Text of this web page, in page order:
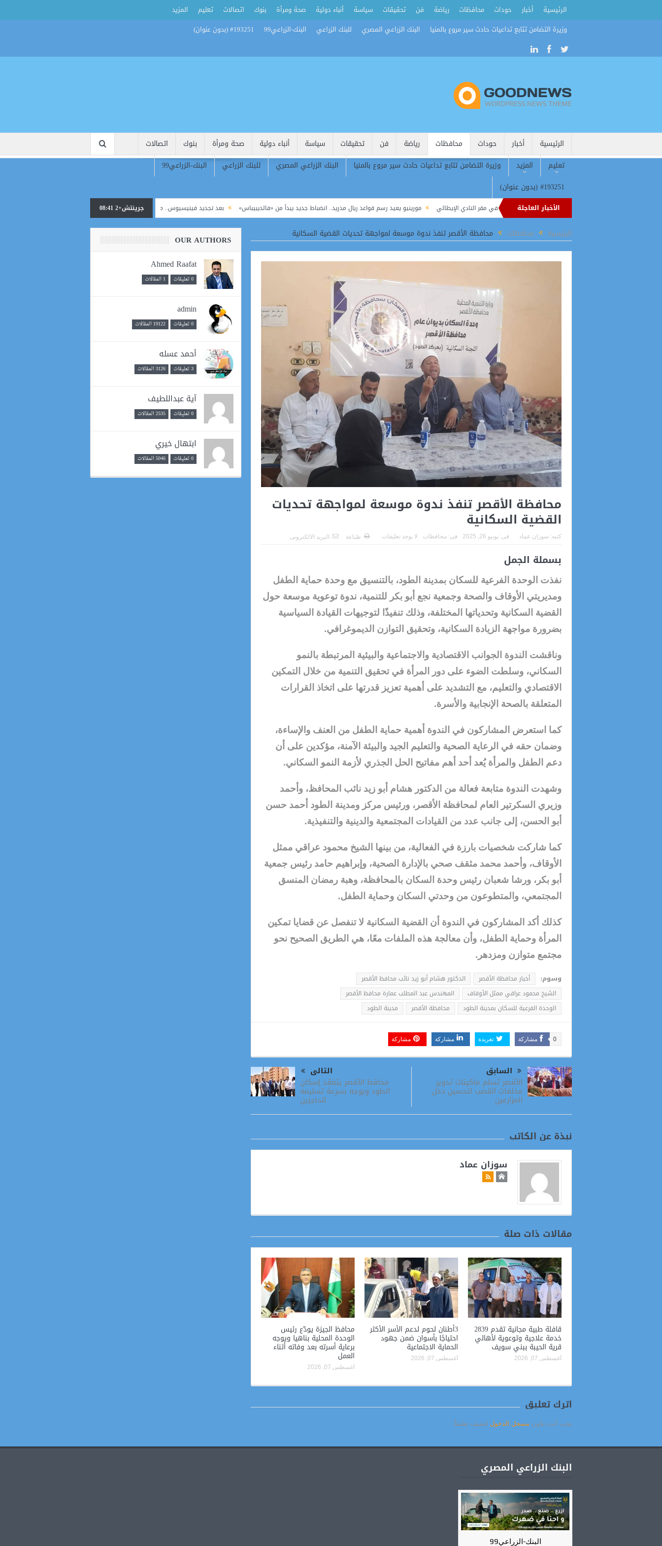
الرئيسية أخبار حوداث محافظات رياضة فن تحقيقات سياسة أنباء دولية صحة ومرأة بنوك اتصالات تعليم
المزيد
وزيرة التضامن تتابع تداعيات حادث سير مروع بالمنيا
البنك الزراعي المصري للبنك الزراعي البنك-الزراعي99 #193251 (بدون عنوان)
الرئيسية أخبار حوداث محافظات رياضة فن تحقيقات سياسة أنباء دولية صحة ومرأة بنوك
اتصالات
تعليم
المزيد وزيرة التضامن تتابع تداعيات حادث سير مروع بالمنيا البنك الزراعي المصري للبنك الزراعي
البنك-الزراعي99
#193251 (بدون عنوان)
الأخبار العاجلة
يتحرك لضم جيسوس.. وكيل مهاجم آرسنال يظهر في مقر النادي الإيطالي مورينيو يعيد رسم قواعد ريال مدريد.. انضباط جديد يبدأ من «فالديبيباس» بعد تجديد فينيسيوس.. معضلة جديدة تنتظر مورينيو داخل ريال مدريد
الدقهلية يؤكد مواصلة إزالة مخالفات البناء بالمطرية والتصدي للتعديات فورًا
جرينتش+2 08:41
الرئيسية محافظات محافظة الأقصر تنفذ ندوة موسعة لمواجهة تحديات القضية السكانية
محافظة الأقصر تنفذ ندوة موسعة لمواجهة تحديات
القضية السكانية
كتبه: سوزان عماد فى: يونيو 26, 2025 فى: محافظات لا يوجد تعليقات طباعة البريد الالكترونى
بسملة الجمل
نفذت الوحدة الفرعية للسكان بمدينة الطود، بالتنسيق مع وحدة حماية الطفل
ومديريتي الأوقاف والصحة وجمعية نجع أبو بكر للتنمية، ندوة توعوية موسعة حول
القضية السكانية وتحدياتها المختلفة، وذلك تنفيذًا لتوجيهات القيادة السياسية
بضرورة مواجهة الزيادة السكانية، وتحقيق التوازن الديموغرافي.
وناقشت الندوة الجوانب الاقتصادية والاجتماعية والبيئية المرتبطة بالنمو
السكاني، وسلطت الضوء على دور المرأة في تحقيق التنمية من خلال التمكين
الاقتصادي والتعليم، مع التشديد على أهمية تعزيز قدرتها على اتخاذ القرارات
المتعلقة بالصحة الإنجابية والأسرة.
كما استعرض المشاركون في الندوة أهمية حماية الطفل من العنف والإساءة،
وضمان حقه في الرعاية الصحية والتعليم الجيد والبيئة الآمنة، مؤكدين على أن
دعم الطفل والمرأة يُعد أحد أهم مفاتيح الحل الجذري لأزمة النمو السكاني.
وشهدت الندوة متابعة فعالة من الدكتور هشام أبو زيد نائب المحافظ، وأحمد
وزيري السكرتير العام لمحافظة الأقصر، ورئيس مركز ومدينة الطود أحمد حسن
أبو الحسن، إلى جانب عدد من القيادات المجتمعية والدينية والتنفيذية.
كما شاركت شخصيات بارزة في الفعالية، من بينها الشيخ محمود عراقي ممثل
الأوقاف، وأحمد محمد مثقف صحي بالإدارة الصحية، وإبراهيم حامد رئيس جمعية
أبو بكر، ورشا شعبان رئيس وحدة السكان بالمحافظة، وهبة رمضان المنسق
المجتمعي، والمتطوعون من وحدتي السكان وحماية الطفل.
كذلك أكد المشاركون في الندوة أن القضية السكانية لا تنفصل عن قضايا تمكين
المرأة وحماية الطفل، وأن معالجة هذه الملفات معًا، هي الطريق الصحيح نحو
مجتمع متوازن ومزدهر.
وسوم: أخبار محافظة الأقصر
الدكتور هشام أبو زيد نائب محافظ الأقصر
الشيخ محمود عراقي ممثل الأوقاف
المهندس عبد المطلب عمارة محافظ الأقصر
الوحدة الفرعية للسكان بمدينة الطود
محافظة الأقصر مدينة الطود
مشاركة 0 تغريدة مشاركة مشاركة
السابق
الأقصر تسلم ماكينات تدوير
مخلفات القصب لتحسين دخل
المزارعين
التالى
محافظ الأقصر يتفقد إسكان
الطود ويوجه بسرعة تسليمه
للحاجزين
نبذة عن الكاتب
سوزان عماد
مقالات ذات صلة
قافلة طبية مجانية تقدم 2839
خدمة علاجية وتوعوية لأهالي
قرية الحيبة ببني سويف
أغسطس 07, 2026
3أطنان لحوم لدعم الأسر الأكثر
احتياجًا بأسوان ضمن جهود
الحماية الاجتماعية
أغسطس 07, 2026
محافظ الجيزة يودّع رئيس
الوحدة المحلية بناهيا ويوجه
برعاية أسرته بعد وفاته أثناء
العمل
أغسطس 07, 2026
أترك تعليق
يجب أنت تكون مسجل الدخول لتضيف تعليقاً.
OUR AUTHORS
Ahmed Raafat
0 تعليقات 1 المقالات
admin
0 تعليقات 19122 المقالات
أحمد عسله
3 تعليقات 3126 المقالات
آية عبداللطيف
0 تعليقات 2535 المقالات
ابتهال خيري
0 تعليقات 5046 المقالات
البنك الزراعي المصري
البنك-الزراعي99